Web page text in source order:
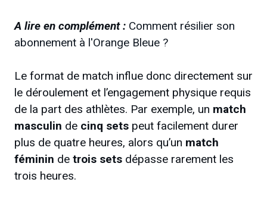
A lire en complément : Comment résilier son
abonnement à l'Orange Bleue ?
Le format de match influe donc directement sur
le déroulement et l’engagement physique requis
de la part des athlètes. Par exemple, un match
masculin de cinq sets peut facilement durer
plus de quatre heures, alors qu’un match
féminin de trois sets dépasse rarement les
trois heures.